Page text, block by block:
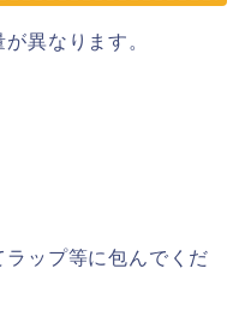
異なります。
ップ等に包んでくだ